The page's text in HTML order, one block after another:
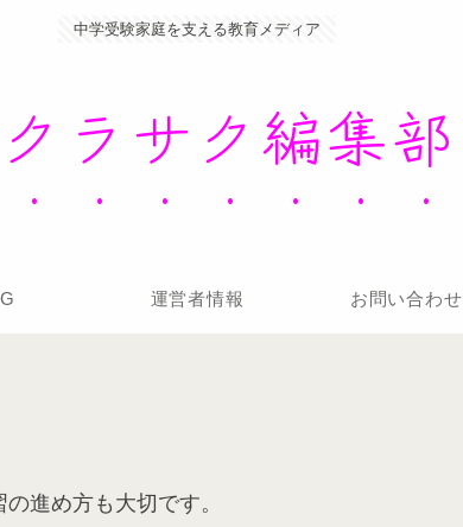
中学受験家庭を支える教育メディア
ラサク編集部
運営者情報 お問い合わせ
進め方も大切です。